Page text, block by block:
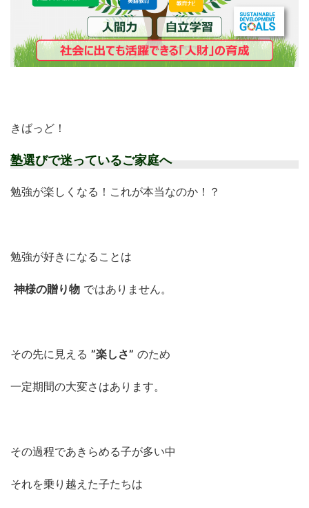
きばっど！
塾選びで迷っているご家庭へ
勉強が楽しくなる！これが本当なのか！？
勉強が好きになることは
神様の贈り物 ではありません。
その先に見える ”楽しさ” のため
一定期間の大変さはあります。
その過程であきらめる子が多い中
それを乗り越えた子たちは